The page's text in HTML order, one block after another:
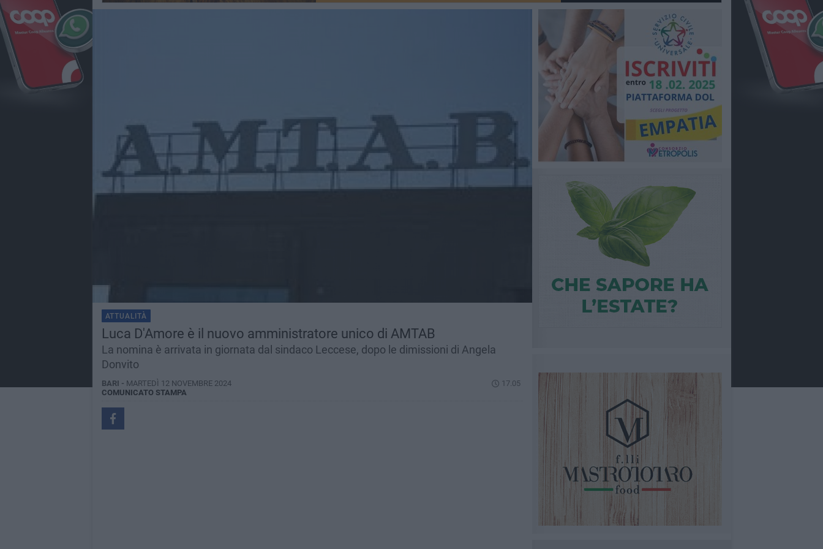
ATTUALITÀ
Luca D'Amore è il nuovo amministratore unico di AMTAB
La nomina è arrivata in giornata dal sindaco Leccese, dopo le dimissioni di Angela
Donvito
BARI - MARTEDÌ 12 NOVEMBRE 2024
17.05
COMUNICATO STAMPA